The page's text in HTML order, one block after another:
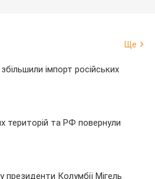
Ще
імпорт російських
територій та РФ повернули
президенти Колумбії Мігель